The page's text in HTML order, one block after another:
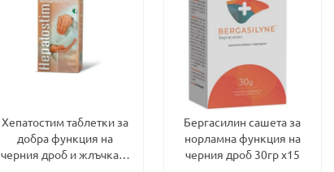
Хепатостим таблетки за
добра функция на
черния дроб и жлъчката
Бергасилин сашета за
норламна функция на
черния дроб 30гр х15